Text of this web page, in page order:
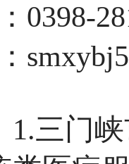
0398-
1.三门